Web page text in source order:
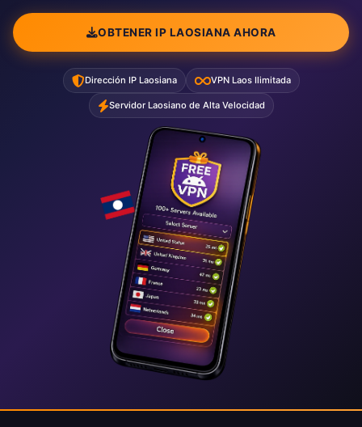
OBTENER IP LAOSIANA AHORA
Dirección IP Laosiana VPN Laos Ilimitada
Servidor Laosiano de Alta Velocidad